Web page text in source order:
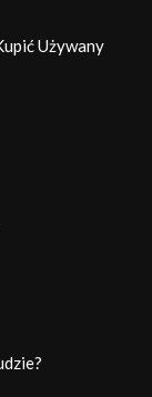
Używany